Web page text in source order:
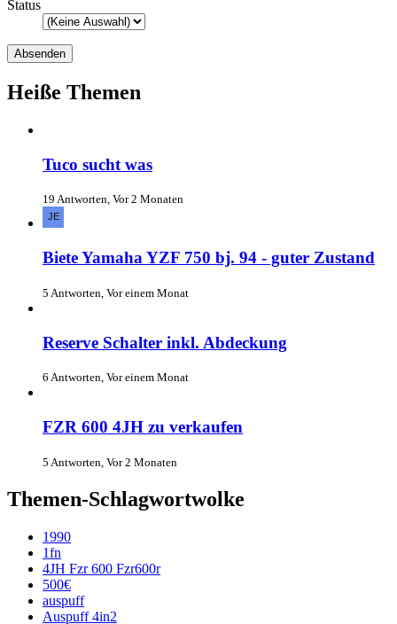
Status
Heiße Themen
Tuco sucht was
19 Antworten, Vor 2 Monaten
Biete Yamaha YZF 750 bj. 94 - guter Zustand
5 Antworten, Vor einem Monat
Reserve Schalter inkl. Abdeckung
6 Antworten, Vor einem Monat
FZR 600 4JH zu verkaufen
5 Antworten, Vor 2 Monaten
Themen-Schlagwortwolke
1990
1fn
4JH Fzr 600 Fzr600r
500€
auspuff
Auspuff 4in2